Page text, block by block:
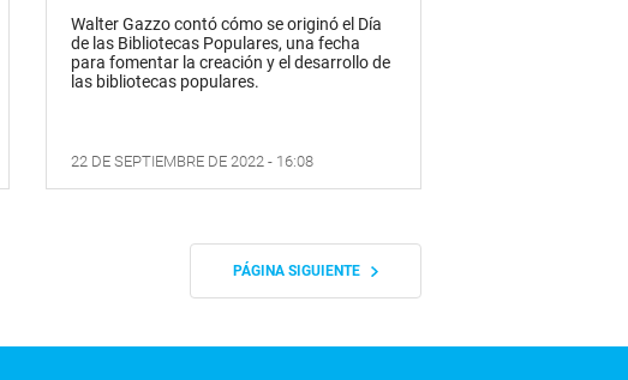
Walter Gazzo contó cómo se originó el Día
de las Bibliotecas Populares, una fecha
para fomentar la creación y el desarrollo de
las bibliotecas populares.
22 DE SEPTIEMBRE DE 2022 - 16:08
PÁGINA SIGUIENTE